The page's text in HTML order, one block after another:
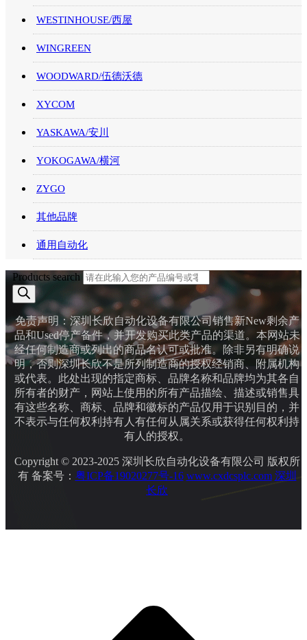
WESTINHOUSE/西屋
WINGREEN
WOODWARD/伍德沃德
XYCOM
YASKAWA/安川
YOKOGAWA/横河
ZYGO
其他品牌
通用自动化
Products search
免责声明：深圳长欣自动化设备有限公司销售新New剩余产
品和Used停产备件，并开发购买此类产品的渠道。本网站未
经任何制造商或列出的商品名认可或批准。除非另有明确说
明，否则深圳长欣不是所列制造商的授权经销商、附属机构
或代表。此处出现的指定商标、品牌名称和品牌均为其各自
所有者的财产，网站上使用的所有产品描绘、描述或销售具
有这些名称、商标、品牌和徽标的产品仅用于识别目的，并
不表示与任何权利持有人有任何从属关系或获得任何权利持
有人的授权。
Copyright © 2023-2025 深圳长欣自动化设备有限公司 版权所
有 备案号： 粤ICP备19020277号-16 www.cxdcsplc.com 深圳
长欣